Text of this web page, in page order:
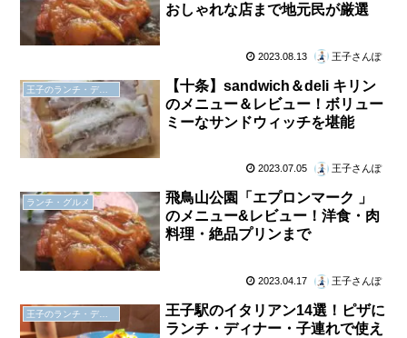
おしゃれな店まで地元民が厳選
2023.08.13 王子さんぽ
王子のランチ・ディナー
【十条】sandwich＆deli キリン
のメニュー＆レビュー！ボリュー
ミーなサンドウィッチを堪能
2023.07.05 王子さんぽ
ランチ・グルメ
飛鳥山公園「エプロンマーク 」
のメニュー&レビュー！洋食・肉
料理・絶品プリンまで
2023.04.17 王子さんぽ
王子のランチ・ディナー
王子駅のイタリアン14選！ピザに
ランチ・ディナー・子連れで使え